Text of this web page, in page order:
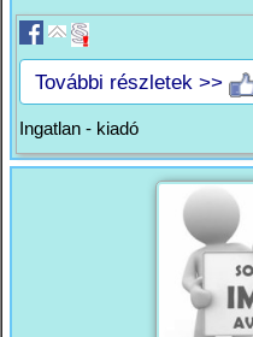
További részletek >>
Ingatlan - kiadó